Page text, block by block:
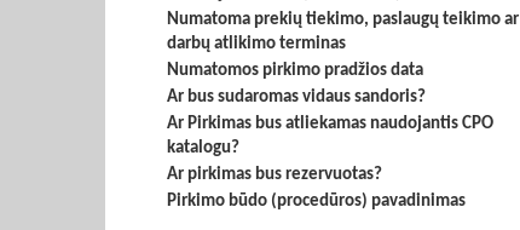
Numatoma prekių tiekimo, paslaugų teikimo ar
darbų atlikimo terminas
Numatomos pirkimo pradžios data
Ar bus sudaromas vidaus sandoris?
Ar Pirkimas bus atliekamas naudojantis CPO
katalogu?
Ar pirkimas bus rezervuotas?
Pirkimo būdo (procedūros) pavadinimas